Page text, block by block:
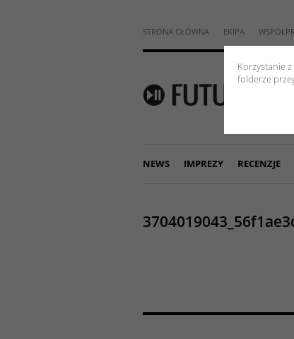
Korzystanie
folderze
STRONA GŁÓWNA EKIPA
NEWS IMPREZY RECENZJE